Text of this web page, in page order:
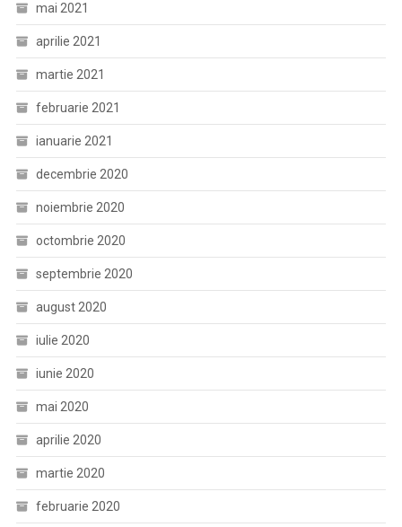
mai 2021
aprilie 2021
martie 2021
februarie 2021
ianuarie 2021
decembrie 2020
noiembrie 2020
octombrie 2020
septembrie 2020
august 2020
iulie 2020
iunie 2020
mai 2020
aprilie 2020
martie 2020
februarie 2020